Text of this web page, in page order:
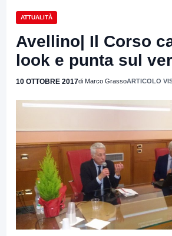
ATTUALITÀ
Avellino| Il Corso
look e punta sul
10 OTTOBRE 2017di Marco GrassoARTICOLO